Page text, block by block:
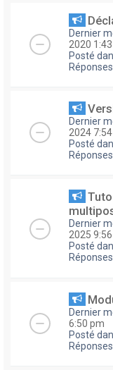
Dernier
2020
Posté
Dernier
2024
Posté
Dernier
2025
Posté
Dernier
6:50 pm
Posté